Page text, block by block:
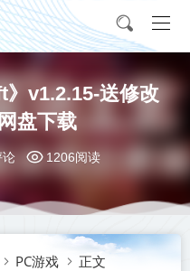
》v1.2.15-送修改
盘下载
1206阅读
PC游戏 正文